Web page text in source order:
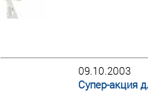
09.10.2003
Супер-акция